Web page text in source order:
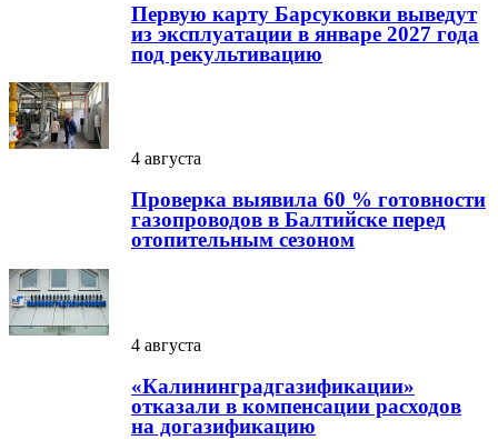
Первую карту Барсуковки выведут
из эксплуатации в январе 2027 года
под рекультивацию
4 августа
Проверка выявила 60 % готовности
газопроводов в Балтийске перед
отопительным сезоном
4 августа
«Калининградгазификации»
отказали в компенсации расходов
на догазификацию